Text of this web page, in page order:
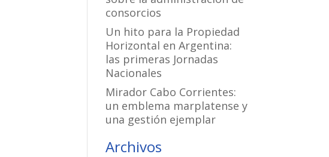
consorcios
Un hito para la Propiedad
Horizontal en Argentina:
las primeras Jornadas
Nacionales
Mirador Cabo Corrientes:
un emblema marplatense y
una gestión ejemplar
Archivos